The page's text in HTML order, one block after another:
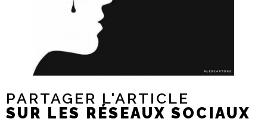
PARTAGER L'ARTICLE
SUR LES RÉSEAUX SOCIAUX